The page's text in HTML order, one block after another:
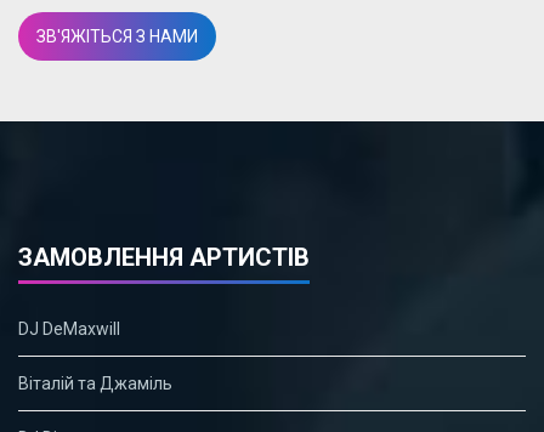
ЗВ'ЯЖІТЬСЯ З НАМИ
ЗАМОВЛЕННЯ АРТИСТІВ
DJ DeMaxwill
Віталій та Джаміль